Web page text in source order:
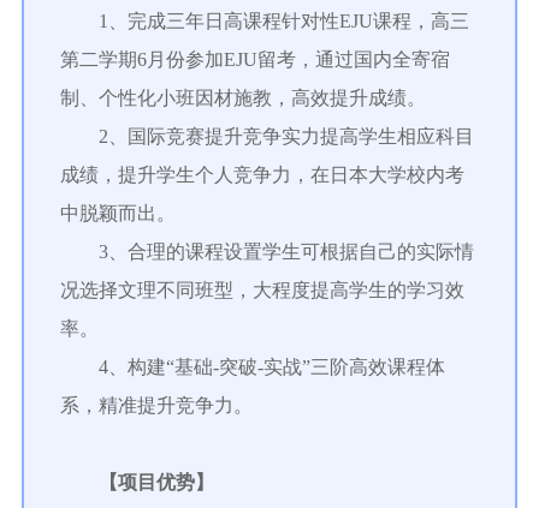
1、完成三年日高课程针对性EJU课程，高三
第二学期6月份参加EJU留考，通过国内全寄宿
制、个性化小班因材施教，高效提升成绩。
2、国际竞赛提升竞争实力提高学生相应科目
成绩，提升学生个人竞争力，在日本大学校内考
中脱颖而出。
3、合理的课程设置学生可根据自己的实际情
况选择文理不同班型，大程度提高学生的学习效
率。
4、构建“基础-突破-实战”三阶高效课程体
系，精准提升竞争力。
【项目优势】